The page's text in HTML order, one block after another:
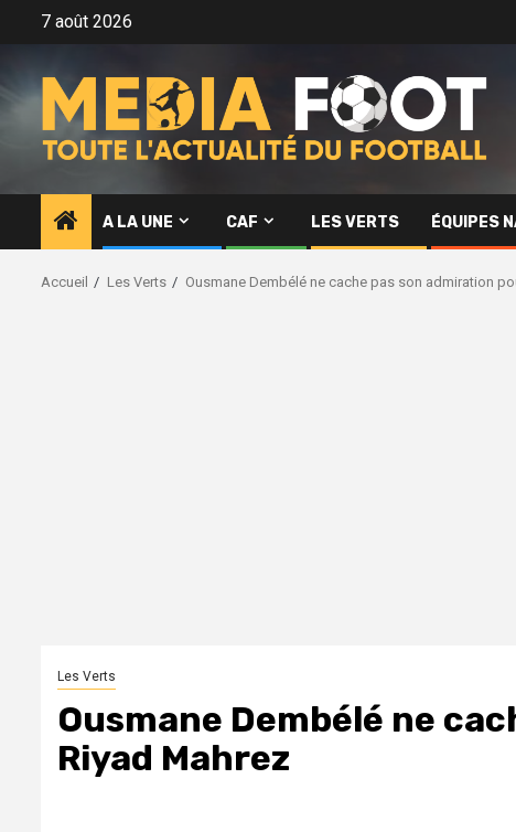
7 août 2026
A LA UNE CAF LES VERTS ÉQUIPES
Accueil Les Verts Ousmane Dembélé ne cache pas son admiration
Les Verts
Ousmane Dembélé ne
Riyad Mahrez